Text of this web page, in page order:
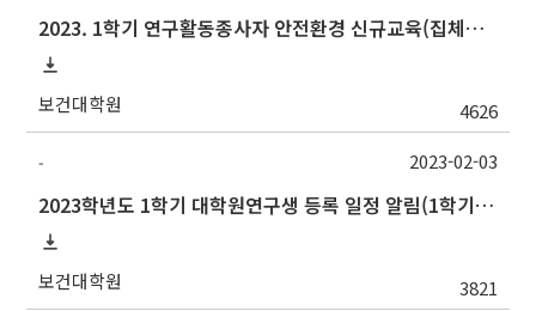
2023. 1학기 연구활동종사자 안전환경 신규교육(집체교육) 실시 안내 ( 신입생 및 연구원 필수)
보건대학원 4626
-
2023학년도 1학기 대학원연구생 등록 일정 알림(1학기 논문심사 예정자 필수 등록)
보건대학원 3821
2023-02-03